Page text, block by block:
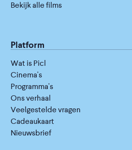
Bekijk alle films
Platform
Wat is Picl
Cinema's
Programma's
Ons verhaal
Veelgestelde vragen
Cadeaukaart
Nieuwsbrief